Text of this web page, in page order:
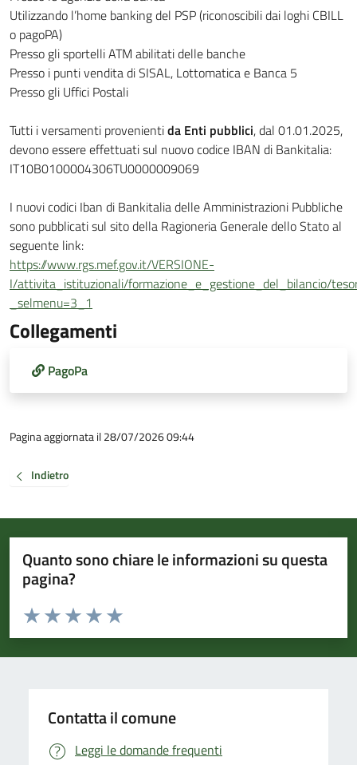
Utilizzando l’home banking del PSP (riconoscibili dai loghi CBILL
o pagoPA)
Presso gli sportelli ATM abilitati delle banche
Presso i punti vendita di SISAL, Lottomatica e Banca 5
Presso gli Uffici Postali
Tutti i versamenti provenientida Enti pubblici, dal 01.01.2025,
devono essere effettuati sul nuovo codice IBAN di Bankitalia:
IT10B0100004306TU0000009069
I nuovi codici Iban di Bankitalia delle Amministrazioni Pubbliche
sono pubblicati sul sito della Ragioneria Generale dello Stato al
seguente link:
https://www.rgs.mef.gov.it/VERSIONE-
I/attivita_istituzionali/formazione_e_gestione_del_bilancio/
_selmenu=3_1
Collegamenti
PagoPa
Pagina aggiornata il 28/07/2026 09:44
Indietro
Quanto sono chiare le informazioni su questa
pagina?
Valuta da 1 a 5 stelle la pagina
Valuta 5 stelle su 5
Valuta 4 stelle su 5
Valuta 3 stelle su 5
Valuta 2 stelle su 5
Valuta 1 stelle su 5
Contatta il comune
Leggi le domande frequenti